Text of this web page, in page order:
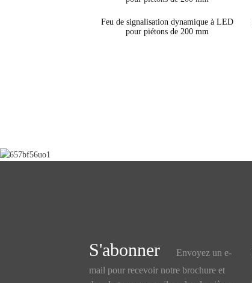
Feu de signalisation dynamique à LED
pour piétons de 200 mm
S'abonner
Envoyez un e-
mail pour recevoir notre brochure et